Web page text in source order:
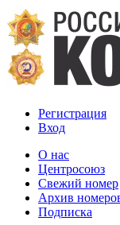
Регистрация
Вход
О нас
Центросоюз
Свежий номер
Архив
Подписка